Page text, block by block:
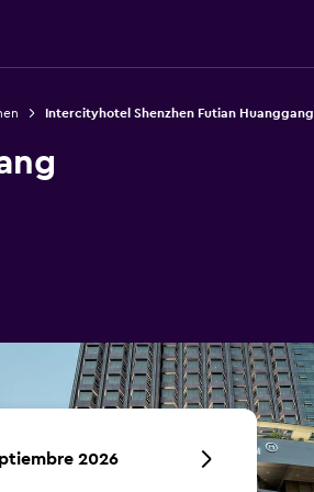
Intercityhotel Shenzhen Futian Huanggang
2026